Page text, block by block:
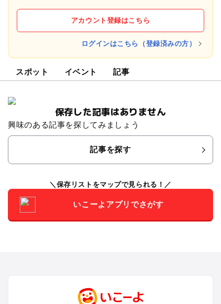
アカウント登録はこちら
ログインはこちら（登録済みの方）
スポット イベント 記事
保存した記事はありません
興味のある記事を探してみましょう
記事を探す
保存リストをマップで見られる！
いこーよアプリでさがす